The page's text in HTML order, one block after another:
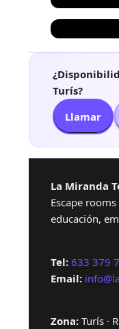
Turís?
Llamar
La Miranda
Escape
educación,
Tel: 633 379
Email:
Zona: Turís ·